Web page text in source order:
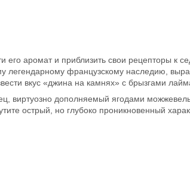
его аромат и приблизить свои рецепторы
французскому наследию,
вкус «джина на камнях» с брызгами
дополняемый ягодами
острый, но глубоко проникновенный